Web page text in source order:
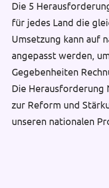
Die 5
für jedes Land die
Umsetzung kann auf
angepasst werden,
Gegebenheiten
Die Herausforderung
zur Reform und
unseren nationalen